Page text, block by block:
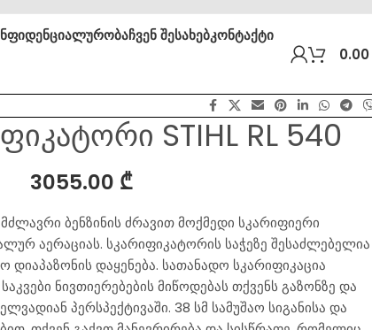
ჩვენ შესახებკონტაქტი
0.00
STIHL RL 540
3055.00 ₾
ბენზინის ძრავით მოქმედი სკარიფიერი
აერაციას. სკარიფიკატორის საჭეზე შესაძლებელია
დიაპაზონის დაყენება. სათანადო სკარიფიკაცია
ნივთიერებების მიწოდებას თქვენს გაზონზე და
პერსპექტივაში. 38 სმ სამუშაო სიგანისა და